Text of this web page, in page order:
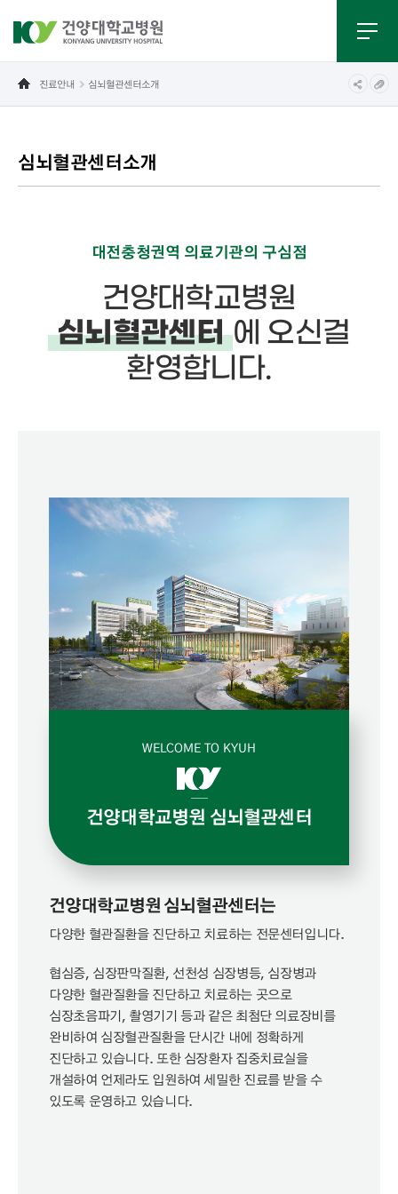
진료안내 심뇌혈관센터소개
심뇌혈관센터소개
대전충청권역 의료기관의 구심점
건양대학교병원
심뇌혈관센터 에 오신걸
환영합니다.
WELCOME TO KYUH
건양대학교병원 심뇌혈관센터
건양대학교병원 심뇌혈관센터는
다양한 혈관질환을 진단하고 치료하는 전문센터입니다.
협심증, 심장판막질환, 선천성 심장병등, 심장병과
다양한 혈관질환을 진단하고 치료하는 곳으로
심장초음파기, 촬영기기 등과 같은 최첨단 의료장비를
완비하여 심장혈관질환을 단시간 내에 정확하게
진단하고 있습니다. 또한 심장환자 집중치료실을
개설하여 언제라도 입원하여 세밀한 진료를 받을 수
있도록 운영하고 있습니다.